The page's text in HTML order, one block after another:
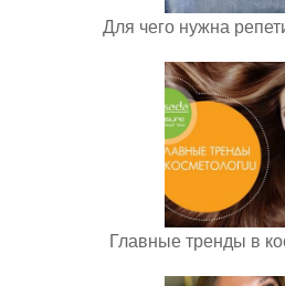
Для чего нужна
Главные тренды в